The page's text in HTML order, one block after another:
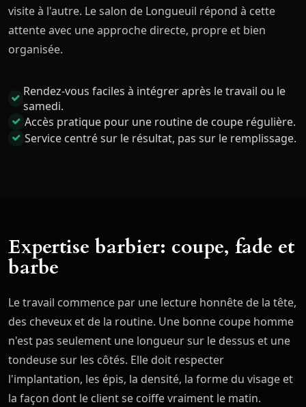
visite à l'autre. Le salon de Longueuil répond à cette
attente avec une approche directe, propre et bien
organisée.
Rendez-vous faciles à intégrer après le travail ou le
samedi.
Accès pratique pour une routine de coupe régulière.
Service centré sur le résultat, pas sur le remplissage.
Expertise barbier: coupe, fade et
barbe
Le travail commence par une lecture honnête de la tête,
des cheveux et de la routine. Une bonne coupe homme
n'est pas seulement une longueur sur le dessus et une
tondeuse sur les côtés. Elle doit respecter
l'implantation, les épis, la densité, la forme du visage et
la façon dont le client se coiffe vraiment le matin.